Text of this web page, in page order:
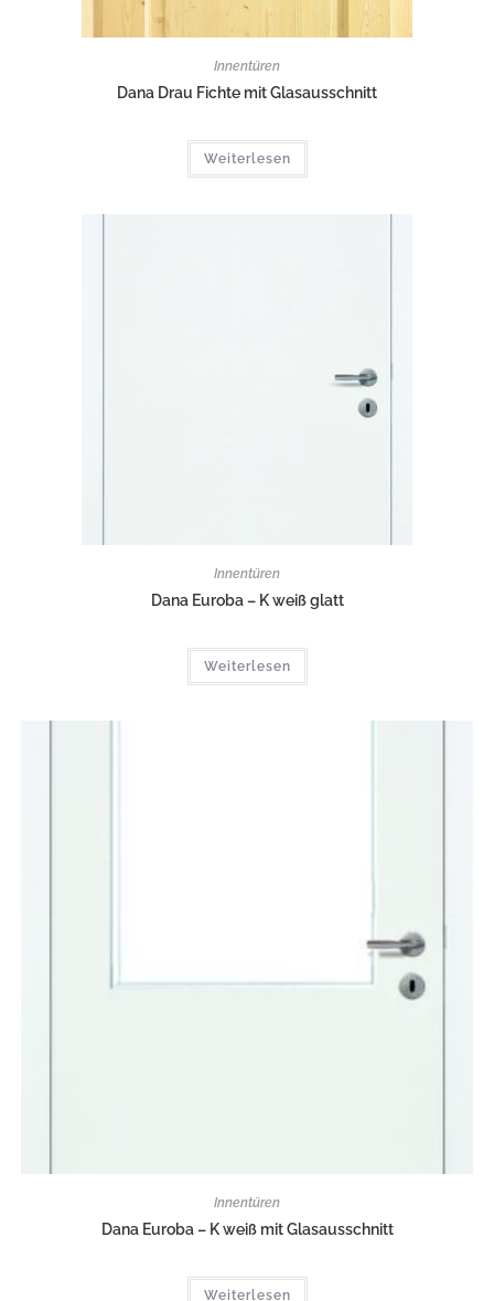
Innentüren
Dana Drau Fichte mit Glasausschnitt
Weiterlesen
Innentüren
Dana Euroba – K weiß glatt
Weiterlesen
Innentüren
Dana Euroba – K weiß mit Glasausschnitt
Weiterlesen